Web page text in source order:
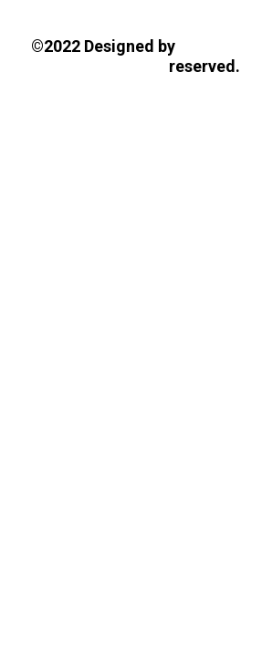
©2022 Designed by
reserved.